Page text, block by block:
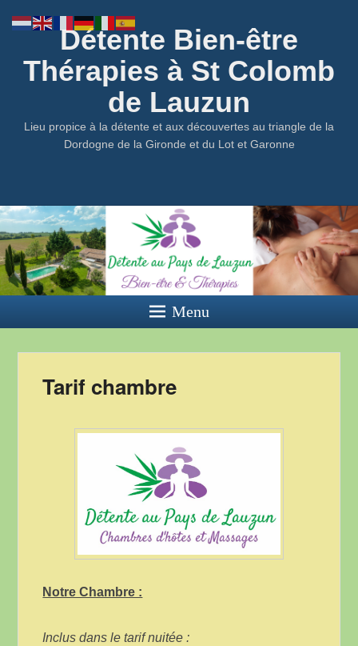
Détente Bien-être
Thérapies à St Colomb
de Lauzun
Lieu propice à la détente et aux découvertes au triangle de la
Dordogne de la Gironde et du Lot et Garonne
Menu
Tarif chambre
Notre Chambre :
Inclus dans le tarif nuitée :